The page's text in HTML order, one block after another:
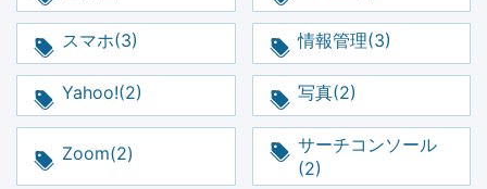
スマホ(3) 情報管理(3)
Yahoo!(2) 写真(2)
Zoom(2)
サーチコンソール
(2)